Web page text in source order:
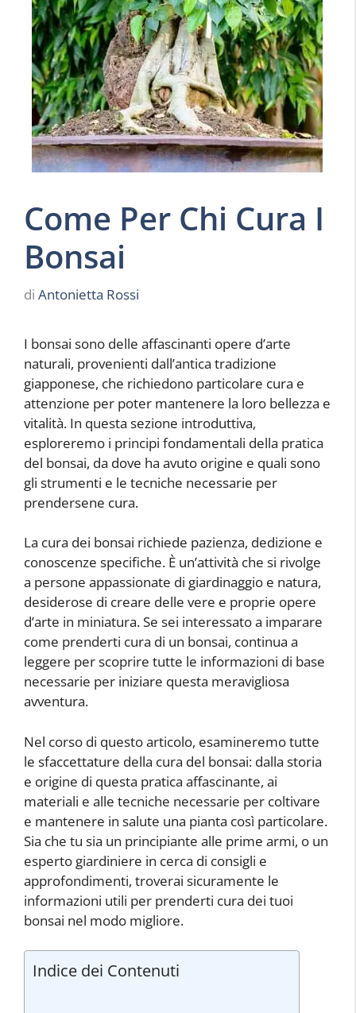
Come Per Chi Cura I
Bonsai
di Antonietta Rossi
I bonsai sono delle affascinanti opere d’arte
naturali, provenienti dall’antica tradizione
giapponese, che richiedono particolare cura e
attenzione per poter mantenere la loro bellezza e
vitalità. In questa sezione introduttiva,
esploreremo i principi fondamentali della pratica
del bonsai, da dove ha avuto origine e quali sono
gli strumenti e le tecniche necessarie per
prendersene cura.
La cura dei bonsai richiede pazienza, dedizione e
conoscenze specifiche. È un’attività che si rivolge
a persone appassionate di giardinaggio e natura,
desiderose di creare delle vere e proprie opere
d’arte in miniatura. Se sei interessato a imparare
come prenderti cura di un bonsai, continua a
leggere per scoprire tutte le informazioni di base
necessarie per iniziare questa meravigliosa
avventura.
Nel corso di questo articolo, esamineremo tutte
le sfaccettature della cura del bonsai: dalla storia
e origine di questa pratica affascinante, ai
materiali e alle tecniche necessarie per coltivare
e mantenere in salute una pianta così particolare.
Sia che tu sia un principiante alle prime armi, o un
esperto giardiniere in cerca di consigli e
approfondimenti, troverai sicuramente le
informazioni utili per prenderti cura dei tuoi
bonsai nel modo migliore.
Indice dei Contenuti